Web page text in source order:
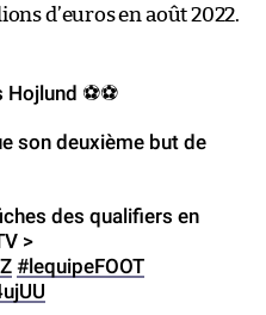
d’euros en août 2022.
Hojlund ⚽️⚽️
son deuxième but de
des qualifiers en
>
#lequipeFOOT